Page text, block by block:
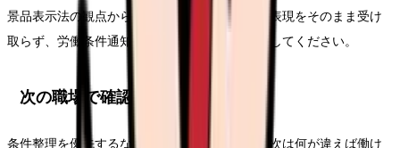
景品表示法の観点から、断定的に有利に見える表現をそのまま受け
取らず、労働条件通知書や面接で具体的に確認してください。
次の職場で確認する条件
条件整理を優先するなら、求人票を見る前に「次は何が違えば働け